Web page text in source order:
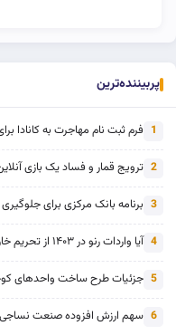
پربیننده‌ترین
1 فرم ثبت نام مهاجرت به کانادا
2 ترویج قمار و فساد یک بازی
3 برنامه بانک مرکزی برای
4 آیا واردات رنو در ۱۴۰۳ از تحریم خارج شده است؟
5 جزئیات طرح ساخت واحدهای
6 سهم ارزش افزوده صنعت